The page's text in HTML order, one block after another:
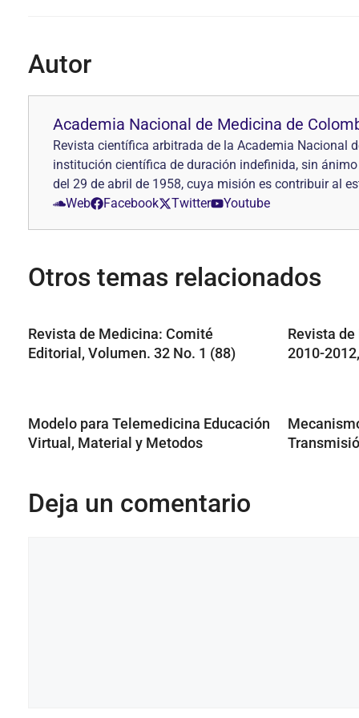
Autor
Academia Nacional de Medicina de
Revista científica arbitrada de la Academia Nacional
institución científica de duración indefinida, sin
del 29 de abril de 1958, cuya misión es contribuir al
Web
Facebook Twitter Youtube
Otros temas relacionados
Revista de Medicina: Comité
Editorial, Volumen. 32 No. 1 (88)
Revista
2010-
Modelo para Telemedicina Educación
Virtual, Material y Metodos
Deja un comentario